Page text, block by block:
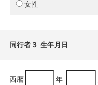
女性
同行者３ 生年月日
西暦 年